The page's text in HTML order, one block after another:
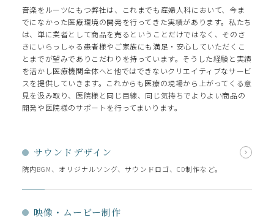
音楽をルーツにもつ弊社は、これまでも産婦人科において、今ま
でになかった医療環境の開発を行ってきた実績があります。私たち
は、単に業者として商品を売るということだけではなく、そのさ
きにいらっしゃる患者様やご家族にも満足・安心していただくこ
とまでが望みでありこだわりを持っています。そうした経験と実績
を活かし医療機関全体へと他ではできないクリエイティブなサービ
スを提供していきます。これからも医療の現場から上がってくる意
見を汲み取り、医院様と同じ目線、同じ気持ちでよりよい商品の
開発や医院様のサポートを行ってまいります。
サウンドデザイン
院内BGM、オリジナルソング、サウンドロゴ、CD制作など。
映像・ムービー制作